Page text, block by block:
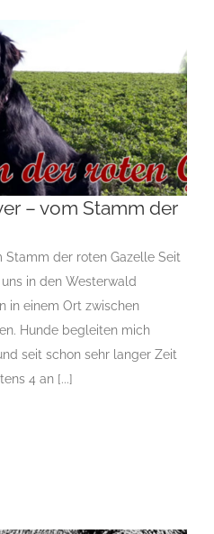
vom Stamm der roten
8-Sektion 1-Flatcoated
Rassehunde Standard
Z
Rassehundezüchter
– vom Stamm der
Stamm der roten Gazelle Seit
in den Westerwald
in einem Ort zwischen
Hunde begleiten mich
seit schon sehr langer Zeit
4 an [...]